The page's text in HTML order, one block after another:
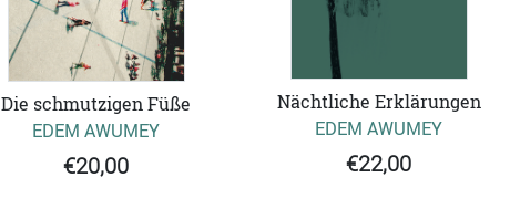
Die schmutzigen Füße
EDEM AWUMEY
€20,00
Nächtliche Erklärungen
EDEM AWUMEY
€22,00